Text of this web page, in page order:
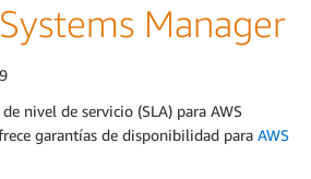
Manager
nivel de servicio (SLA) para AWS
garantías de disponibilidad para AWS